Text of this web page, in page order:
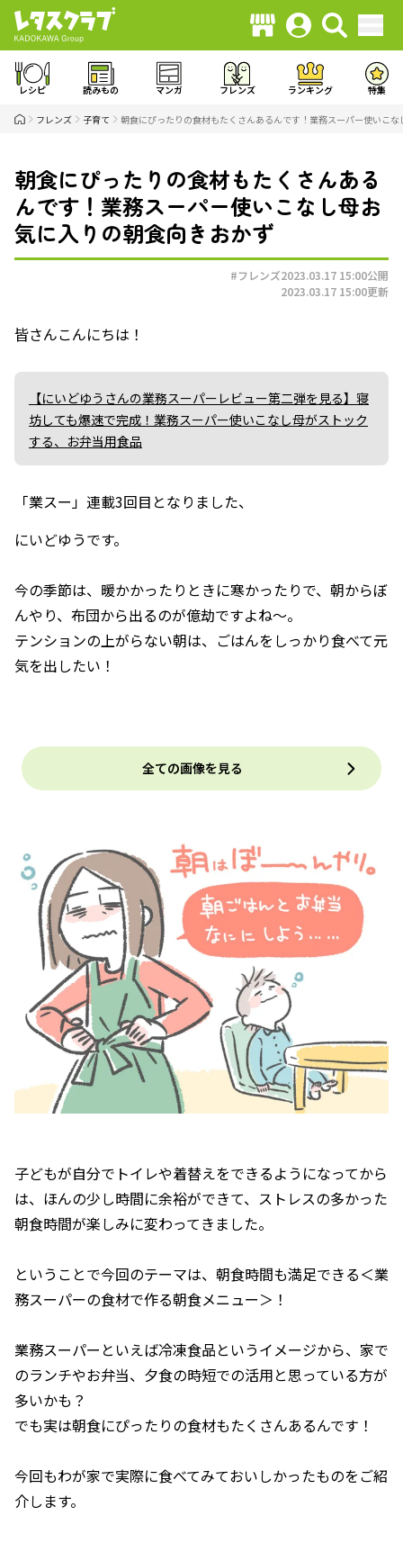
レシピ 読みもの マンガ フレンズ ランキング 特集
フレンズ 子育て 朝食にぴったりの食材もたくさんあるんです！業務スーパー使いこ
朝食にぴったりの食材もたくさんある
んです！業務スーパー使いこなし母お
気に入りの朝食向きおかず
#フレンズ2023.03.17 15:00公開
2023.03.17 15:00更新
皆さんこんにちは！
【にいどゆうさんの業務スーパーレビュー第二弾を見る】寝
坊しても爆速で完成！業務スーパー使いこなし母がストック
する、お弁当用食品
「業スー」連載3回目となりました、
にいどゆうです。
今の季節は、暖かかったりときに寒かったりで、朝からぼ
んやり、布団から出るのが億劫ですよね〜。
テンションの上がらない朝は、ごはんをしっかり食べて元
気を出したい！
全ての画像を見る
子どもが自分でトイレや着替えをできるようになってから
は、ほんの少し時間に余裕ができて、ストレスの多かった
朝食時間が楽しみに変わってきました。
ということで今回のテーマは、朝食時間も満足できる＜業
務スーパーの食材で作る朝食メニュー＞！
業務スーパーといえば冷凍食品というイメージから、家で
のランチやお弁当、夕食の時短での活用と思っている方が
多いかも？
でも実は朝食にぴったりの食材もたくさんあるんです！
今回もわが家で実際に食べてみておいしかったものをご紹
介します。